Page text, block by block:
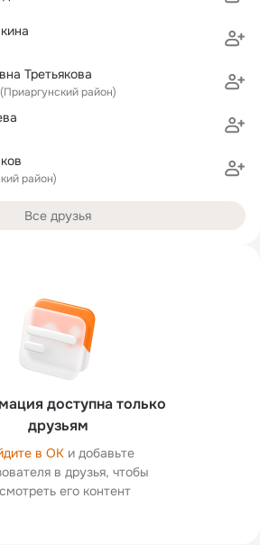
доступна только
друзьям
в ОК и добавьте
в друзья, чтобы
его контент
Третьякова
район)
район)
Все друзья